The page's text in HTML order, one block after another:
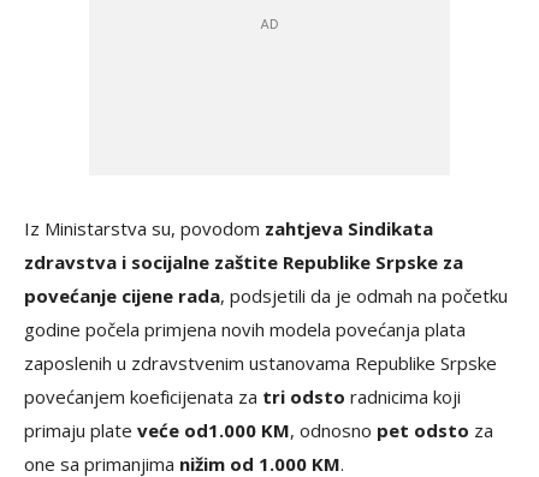
Iz Ministarstva su, povodom zahtjeva Sindikata
zdravstva i socijalne zaštite Republike Srpske za
povećanje cijene rada, podsjetili da je odmah na početku
godine počela primjena novih modela povećanja plata
zaposlenih u zdravstvenim ustanovama Republike Srpske
povećanjem koeficijenata za tri odsto radnicima koji
primaju plate veće od1.000 KM, odnosno pet odsto za
one sa primanjima nižim od 1.000 KM.